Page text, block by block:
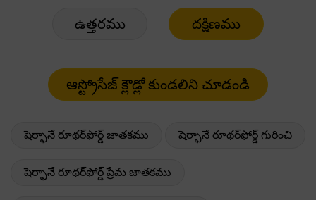
ఉత్తరము దక్షిణము
షెర్ఫానే రూథర్‌ఫోర్డ్ జాతకము షెర్ఫానే రూథర్‌ఫోర్డ్ గురించి
షెర్ఫానే రూథర్‌ఫోర్డ్ ప్రేమ జాతకము